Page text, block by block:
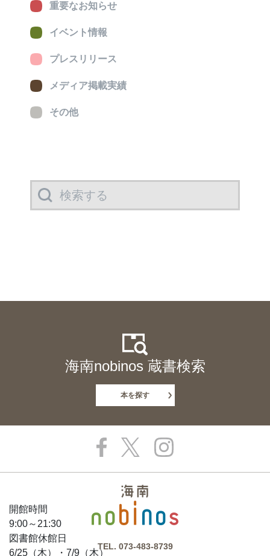
開館時間
9:00～21:30
図書館休館日
6/25（木）・7/9（木）
重要なお知らせ
イベント情報
プレスリリース
メディア掲載実績
その他
海南nobinos 蔵書検索
本を探す
TEL. 073-483-8739